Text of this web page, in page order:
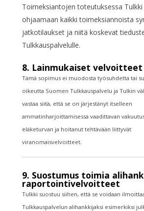
Toimeksiantojen toteutuksessa
ohjaamaan kaikki toimeksiannoista
jatkotilaukset ja niitä koskevat
Tulkkauspalvelulle.
8. Lainmukaiset velvoitteet
Tämä sopimus ei muodosta työsuhdetta tai
oikeutta Suomen Tulkkauspalvelu ja Tulkin
vastaa siitä, että se on järjestänyt itselleen
ammatinharjoittamisessa vaadittavan
eläketurvan ja hoitanut tehtävään liittyvät
viranomaisvelvoitteet.
9. Suostumus toimia
raportointivelvoitteet
Tulkki suostuu siihen, että se voidaan
Tulkkauspalvelun alihankkijaksi esimerkiksi